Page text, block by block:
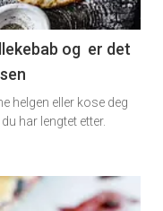
og er det
helgen eller kose deg
har lengtet etter.